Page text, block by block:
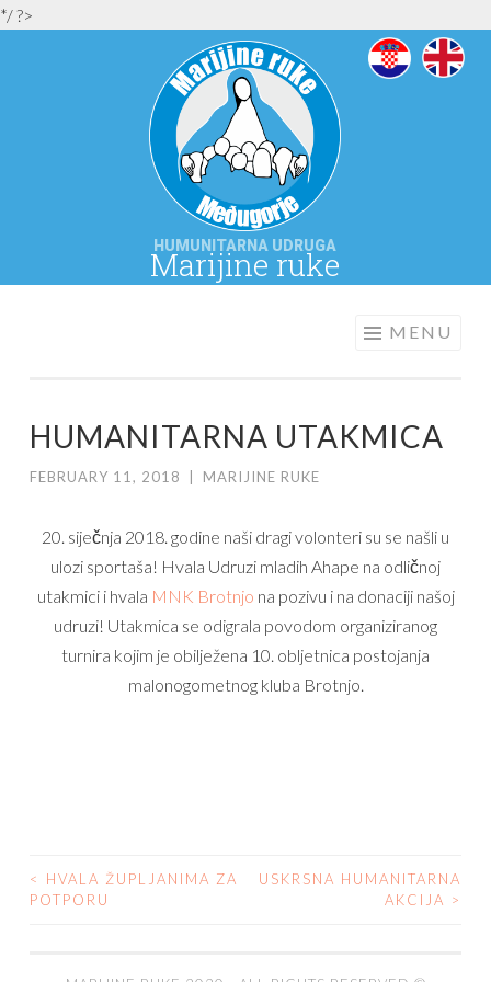
*/ ?>
Marijine ruke
HUMUNITARNA UDRUGA
MENU
HUMANITARNA UTAKMICA
FEBRUARY 11, 2018 MARIJINE RUKE
20. siječnja 2018. godine naši dragi volonteri su se našli u
ulozi sportaša! Hvala Udruzi mladih Ahape na odličnoj
utakmici i hvala MNK Brotnjo na pozivu i na donaciji našoj
udruzi! Utakmica se odigrala povodom organiziranog
turnira kojim je obilježena 10. obljetnica postojanja
malonogometnog kluba Brotnjo.
<
HVALA ŽUPLJANIMA ZA
POTPORU
USKRSNA HUMANITARNA
AKCIJA >